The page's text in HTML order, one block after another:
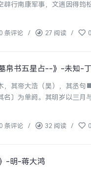
辟行南康军事，文遄因得筠
0 条评论 / 27 阅读 /
帛书五星占--》-未知-
，其帝大浩（昊），其丞
名〕为单阏。其明岁以三月
0 条评论 / 32 阅读 /
-明-蒋大鸿